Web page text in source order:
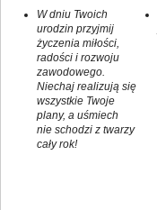
W dniu Twoich
urodzin przyjmij
życzenia miłości,
radości i rozwoju
zawodowego.
Niechaj realizują się
wszystkie Twoje
plany, a uśmiech
nie schodzi z twarzy
cały rok!